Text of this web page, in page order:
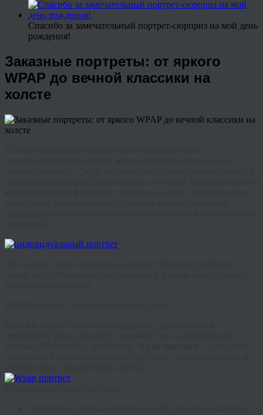
Спасибо за замечательный портрет-сюрприз на мой день
рождения!
Заказные портреты: от яркого
WPAP до вечной классики на
холсте